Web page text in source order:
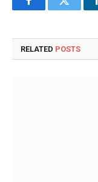
FacebookTwitter
RELATED POSTS